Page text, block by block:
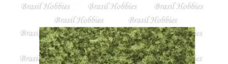
Minha conta